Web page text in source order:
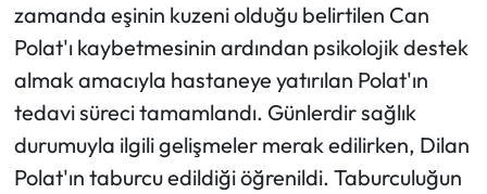
zamanda eşinin kuzeni olduğu belirtilen Can
Polat'ı kaybetmesinin ardından psikolojik destek
almak amacıyla hastaneye yatırılan Polat'ın
tedavi süreci tamamlandı. Günlerdir sağlık
durumuyla ilgili gelişmeler merak edilirken, Dilan
Polat'ın taburcu edildiği öğrenildi. Taburculuğun
Mektup Galeri
Ekonomi
Sağlık